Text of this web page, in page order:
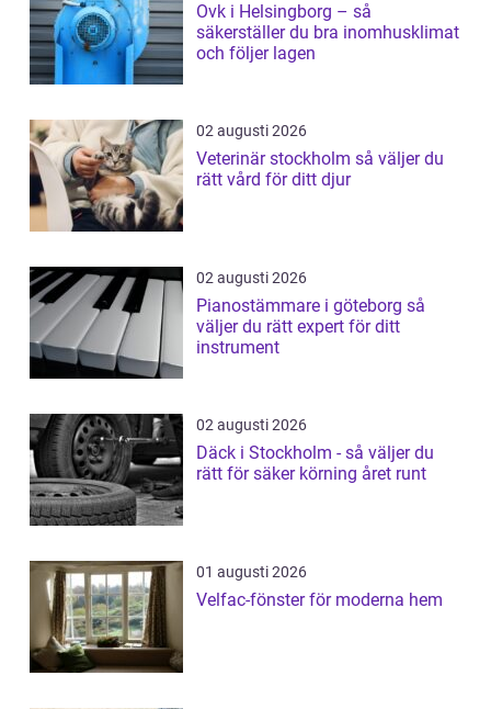
Ovk i Helsingborg – så
säkerställer du bra inomhusklimat
och följer lagen
02 augusti 2026
Veterinär stockholm så väljer du
rätt vård för ditt djur
02 augusti 2026
Pianostämmare i göteborg så
väljer du rätt expert för ditt
instrument
02 augusti 2026
Däck i Stockholm - så väljer du
rätt för säker körning året runt
01 augusti 2026
Velfac-fönster för moderna hem